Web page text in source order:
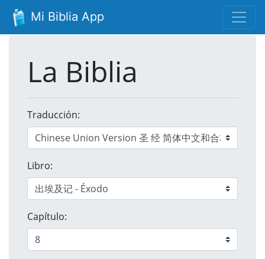
Mi Biblia App
La Biblia
Traducción:
Libro:
Capítulo: